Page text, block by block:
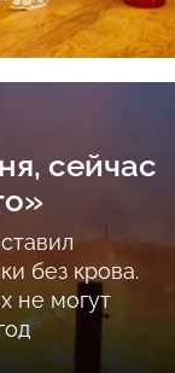
сейчас
без крова.
не могут